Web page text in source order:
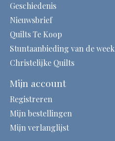
Geschiedenis
Nieuwsbrief
Quilts Te Koop
Stuntaanbieding van de week
Christelijke Quilts
Mijn account
Registreren
Mijn bestellingen
Mijn verlanglijst